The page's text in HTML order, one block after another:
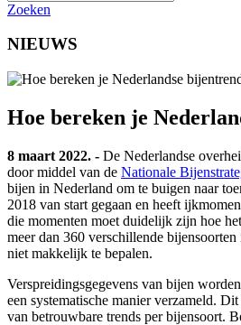
Zoeken
NIEUWS
Hoe bereken je
8 maart 2022. - De Nederlandse
door middel van de Nationale
bijen in Nederland om te buigen naar
2018 van start gegaan en heeft
die momenten moet duidelijk zijn hoe
meer dan 360 verschillende
niet makkelijk te bepalen.
Verspreidingsgegevens van bijen
een systematische manier verzameld.
van betrouwbare trends per bijensoort.